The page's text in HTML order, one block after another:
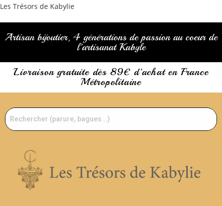
Les Trésors de Kabylie
Artisan bijoutier, 4 générations de passion au coeur de
l'artisanat Kabyle
Livraison gratuite dès 89€ d'achat en France
Métropolitaine